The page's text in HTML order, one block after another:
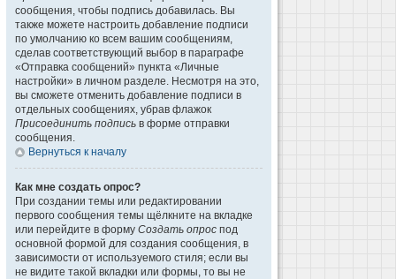
сообщения, чтобы подпись добавилась. Вы
также можете настроить добавление подписи
по умолчанию ко всем вашим сообщениям,
сделав соответствующий выбор в параграфе
«Отправка сообщений» пункта «Личные
настройки» в личном разделе. Несмотря на это,
вы сможете отменить добавление подписи в
отдельных сообщениях, убрав флажок
Присоединить подпись в форме отправки
сообщения.
Вернуться к началу
Как мне создать опрос?
При создании темы или редактировании
первого сообщения темы щёлкните на вкладке
или перейдите в форму Создать опрос под
основной формой для создания сообщения, в
зависимости от используемого стиля; если вы
не видите такой вкладки или формы, то вы не